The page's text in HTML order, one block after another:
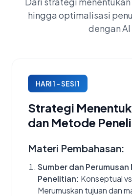
hingga optimalisasi
dengan AI
HARI 1 – SESI 1
Strategi
dan Metode
Materi Pembahasan:
Sumber dan Perumusan
Penelitian: Konseptual
Merumuskan tujuan dan